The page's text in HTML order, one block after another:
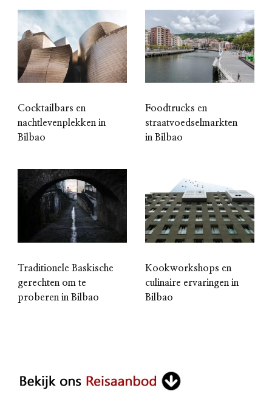
Cocktailbars en
nachtlevenplekken in
Bilbao
Foodtrucks en
straatvoedselmarkten
in Bilbao
Traditionele Baskische
gerechten om te
proberen in Bilbao
Kookworkshops en
culinaire ervaringen in
Bilbao